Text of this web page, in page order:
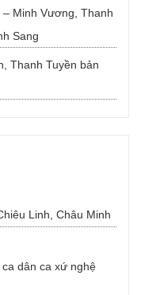
Minh Vương, Thanh
Sang
Thanh Tuyền bản
Linh, Châu Minh
dân ca xứ nghệ